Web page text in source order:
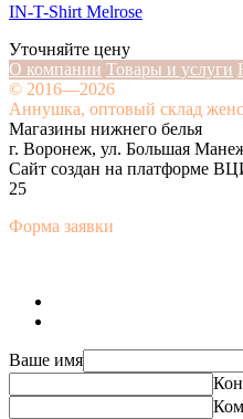
IN-T-Shirt Melrose
Уточняйте цену
О компании Товары и услуги
© 2016—2026
Аннушка, оптовый склад
Магазины нижнего белья
г. Воронеж, ул. Большая
Сайт создан на платформе
25
Форма заявки
Ваше имя